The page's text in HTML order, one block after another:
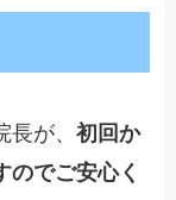
長が、初回か
のでご安心く